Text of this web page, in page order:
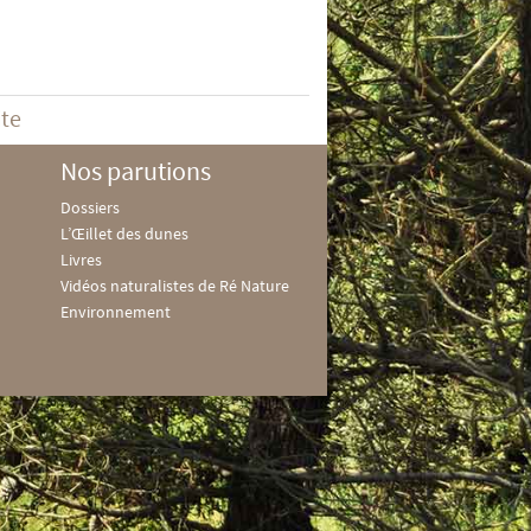
Nos parutions
Dossiers
L’Œillet des dunes
Livres
Vidéos naturalistes de Ré Nature
Environnement